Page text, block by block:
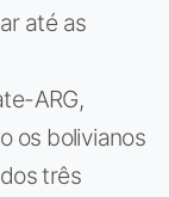
até as
ARG,
os bolivianos
três